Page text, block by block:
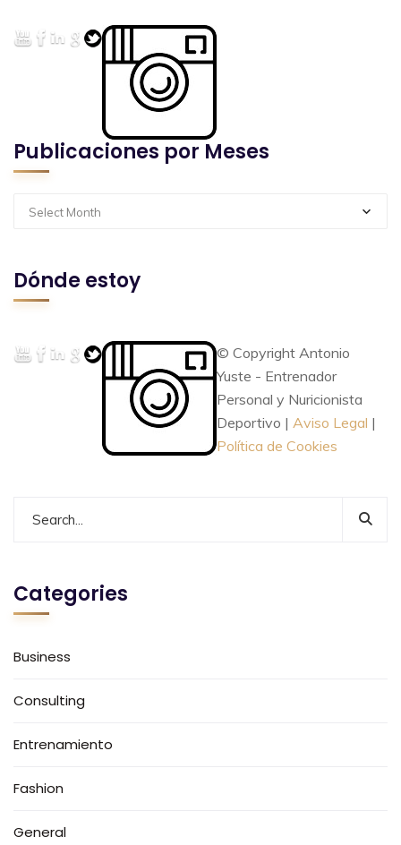
Publicaciones por Meses
Select Month
Dónde estoy
© Copyright Antonio
Yuste - Entrenador
Personal y Nuricionista
Deportivo | Aviso Legal |
Política de Cookies
Categories
Business
Consulting
Entrenamiento
Fashion
General